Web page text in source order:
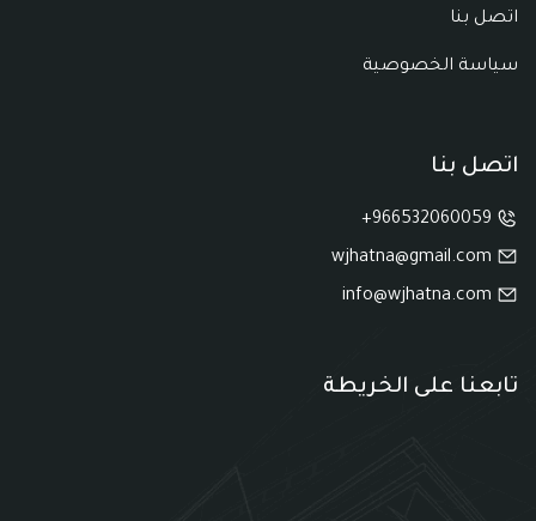
اتصل بنا
سياسة الخصوصية
اتصل بنا
تابعنا على الخريطة